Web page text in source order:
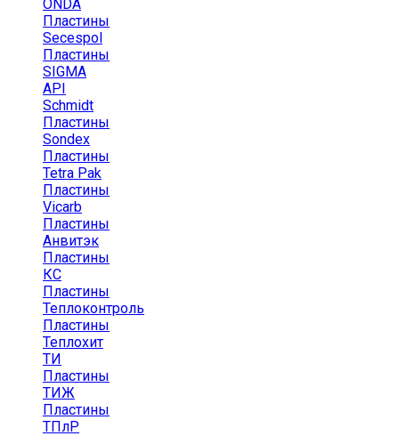
ONDA
Пластины
Secespol
Пластины
SIGMA
API
Schmidt
Пластины
Sondex
Пластины
Tetra Pak
Пластины
Vicarb
Пластины
Анвитэк
Пластины
КС
Пластины
Теплоконтроль
Пластины
Теплохит
ТИ
Пластины
ТИЖ
Пластины
ТПлР